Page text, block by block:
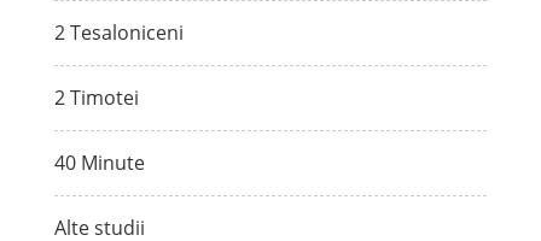
2 Tesaloniceni
2 Timotei
40 Minute
Alte studii